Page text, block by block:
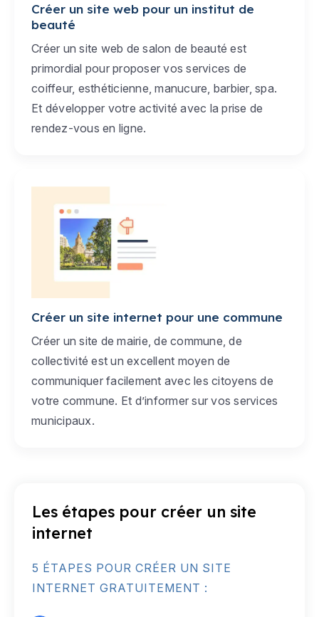
Créer un site web pour un institut de
beauté
Créer un site web de salon de beauté est
primordial pour proposer vos services de
coiffeur, esthéticienne, manucure, barbier, spa.
Et développer votre activité avec la prise de
rendez-vous en ligne.
Créer un site internet pour une commune
Créer un site de mairie, de commune, de
collectivité est un excellent moyen de
communiquer facilement avec les citoyens de
votre commune. Et d’informer sur vos services
municipaux.
Les étapes pour créer un site
internet
5 ÉTAPES POUR CRÉER UN SITE
INTERNET GRATUITEMENT :